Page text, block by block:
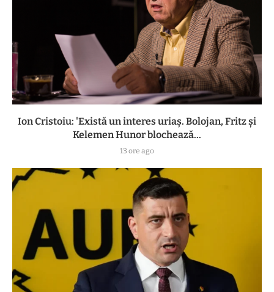
Ion Cristoiu: 'Există un interes uriaș. Bolojan, Fritz și
Kelemen Hunor blochează...
13 ore ago